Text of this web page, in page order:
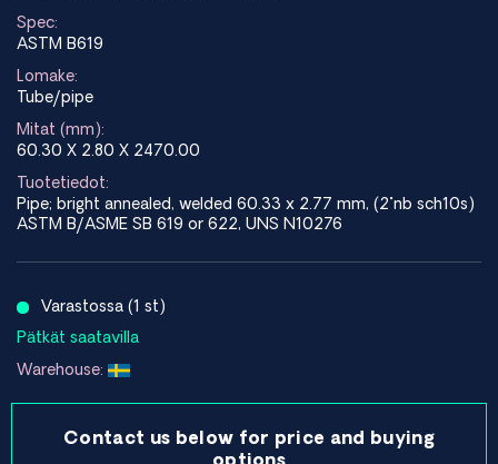
Spec:
ASTM B619
Lomake:
Tube/pipe
Mitat (mm):
60.30 X 2.80 X 2470.00
Tuotetiedot:
Pipe; bright annealed, welded 60.33 x 2.77 mm, (2"nb sch10s)
ASTM B/ASME SB 619 or 622, UNS N10276
Varastossa (1 st)
Pätkät saatavilla
Warehouse:
Contact us below for price and buying
options